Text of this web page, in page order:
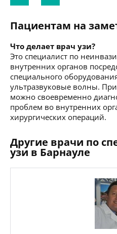
Пациентам на
Что делает врач узи?
Это специалист по
внутренних органов
специального
ультразвуковые волны.
можно своевременно
проблем во внутренних
хирургических операций.
Другие врачи по
узи в Барнауле